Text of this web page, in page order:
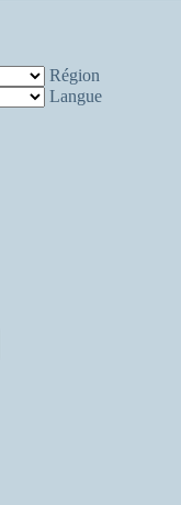
Région
Langue